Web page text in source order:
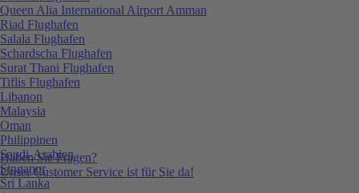
Haben Sie Fragen?
Unser Customer Service ist für Sie da!
Queen Alia International Airport Amman
Riad Flughafen
Salala Flughafen
Schardscha Flughafen
Surat Thani Flughafen
Tiflis Flughafen
Libanon
Malaysia
Oman
Philippinen
Saudi-Arabien
Singapur
Sri Lanka